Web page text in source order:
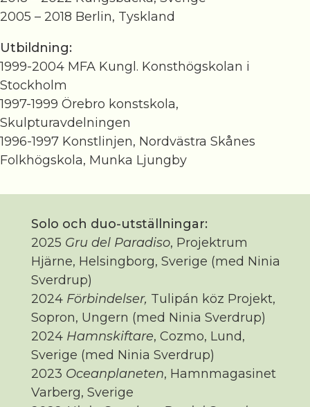
2005 – 2018 Berlin, Tyskland
Utbildning:
1999-2004 MFA Kungl. Konsthögskolan i
Stockholm
1997-1999 Örebro konstskola,
Skulpturavdelningen
1996-1997 Konstlinjen, Nordvästra Skånes
Folkhögskola, Munka Ljungby
Solo och duo-utställningar:
2025 Gru del Paradiso, Projektrum
Hjärne, Helsingborg, Sverige (med Ninia
Sverdrup)
2024 Förbindelser, Tulipán köz Projekt,
Sopron, Ungern (med Ninia Sverdrup)
2024 Hamnskiftare, Cozmo, Lund,
Sverige (med Ninia Sverdrup)
2023 Oceanplaneten, Hamnmagasinet
Varberg, Sverige